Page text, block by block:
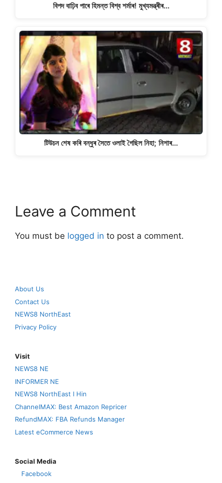
বিপদ বাঢ়িব পাৰে হিমন্ত বিশ্ব শৰ্মাৰ! মুখ্যমন্ত্ৰীৰ…
টিউচন শেষ কৰি বন্ধুৰ সৈতে ওলাই গৈছিল নিহা; নিশাৰ…
Leave a Comment
You must be logged in to post a comment.
About Us
Contact Us
NEWS8 NorthEast
Privacy Policy
Visit
NEWS8 NE
INFORMER NE
NEWS8 NorthEast I Hin
ChannelMAX: Best Amazon Repricer
RefundMAX: FBA Refunds Manager
Latest eCommerce News
Social Media
Facebook